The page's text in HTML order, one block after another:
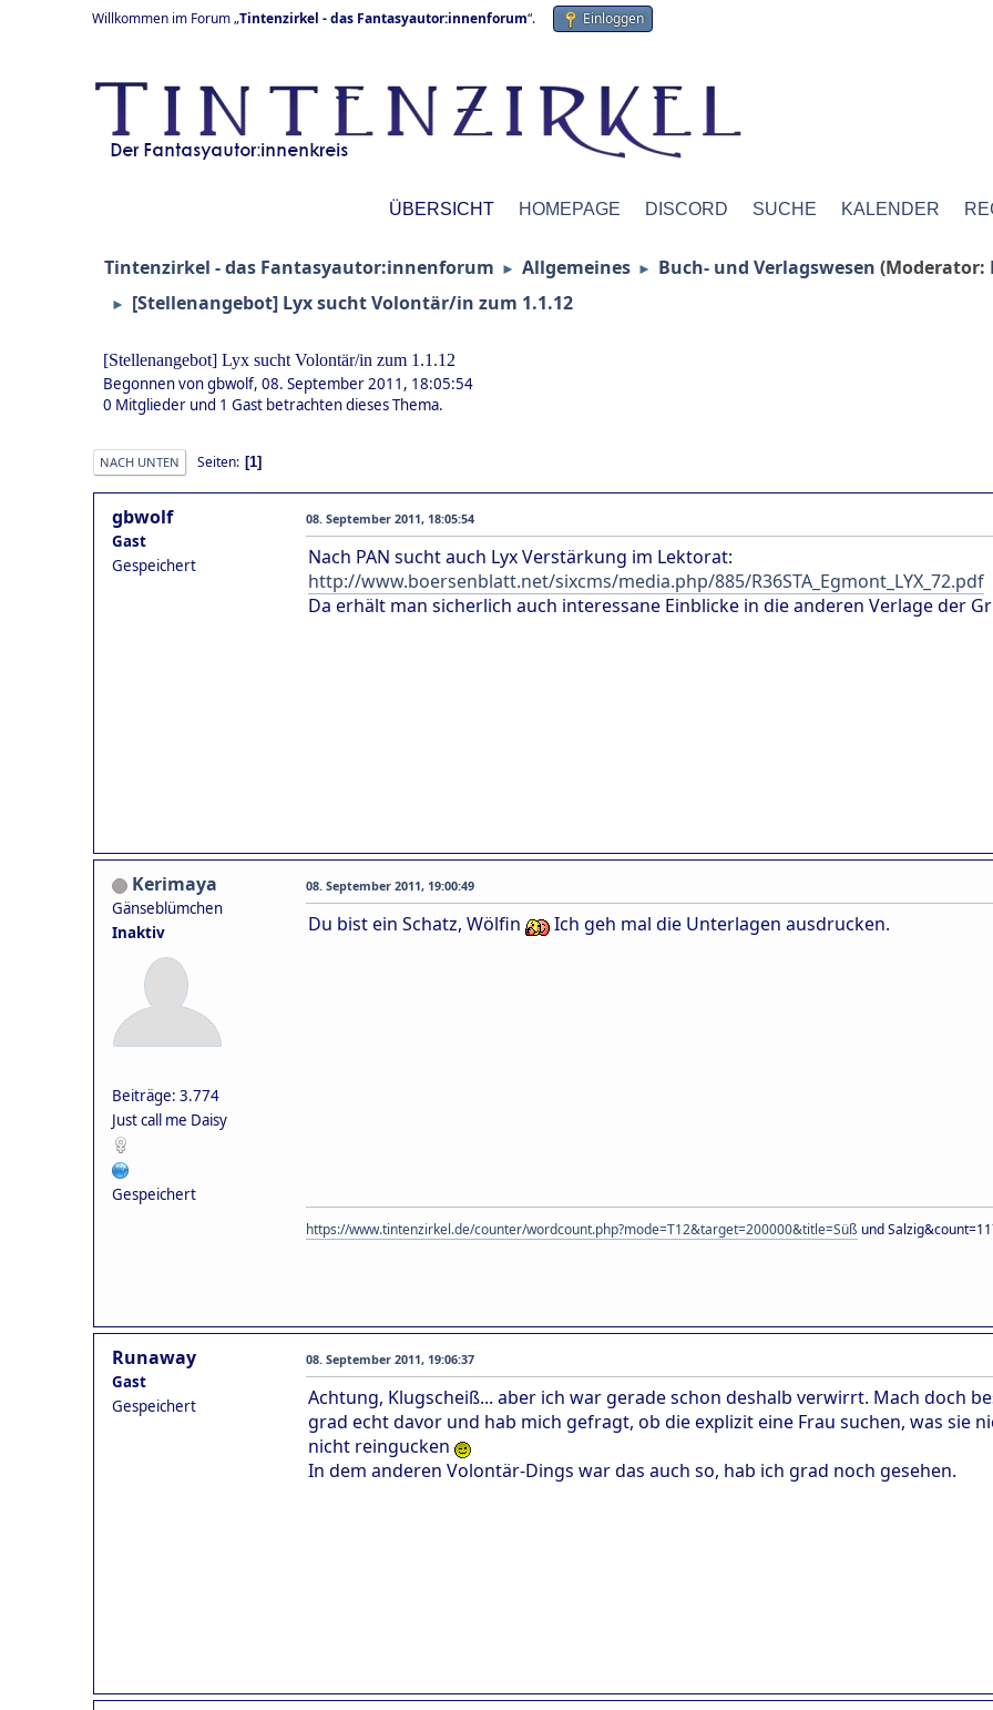
Willkommen im Forum „Tintenzirkel - das Fantasyautor:innenforum“. Einloggen
ÜBERSICHT HOMEPAGE DISCORD SUCHE KALENDER
Tintenzirkel - das Fantasyautor:innenforum ► Allgemeines ► Buch- und Verlagswesen (Moderator:
► [Stellenangebot] Lyx sucht Volontär/in zum 1.1.12
[Stellenangebot] Lyx sucht Volontär/in zum 1.1.12
Begonnen von gbwolf, 08. September 2011, 18:05:54
0 Mitglieder und 1 Gast betrachten dieses Thema.
NACH UNTEN Seiten 1
gbwolf
Gast
Gespeichert
08. September 2011, 18:05:54
Nach PAN sucht auch Lyx Verstärkung im Lektorat:
http://www.boersenblatt.net/sixcms/media.php/885/R36STA_Egmont_LYX_72.pdf
Da erhält man sicherlich auch interessane Einblicke in die anderen Verlage der
Kerimaya
Gänseblümchen
Inaktiv
Beiträge: 3.774
Just call me Daisy
Gespeichert
08. September 2011, 19:00:49
Du bist ein Schatz, Wölfin Ich geh mal die Unterlagen ausdrucken.
https://www.tintenzirkel.de/counter/wordcount.php?mode=T12&target=200000&title=Süß und
Runaway
Gast
Gespeichert
08. September 2011, 19:06:37
Achtung, Klugscheiß... aber ich war gerade schon deshalb verwirrt. Mach doch
grad echt davor und hab mich gefragt, ob die explizit eine Frau suchen, was sie
nicht reingucken
In dem anderen Volontär-Dings war das auch so, hab ich grad noch gesehen.